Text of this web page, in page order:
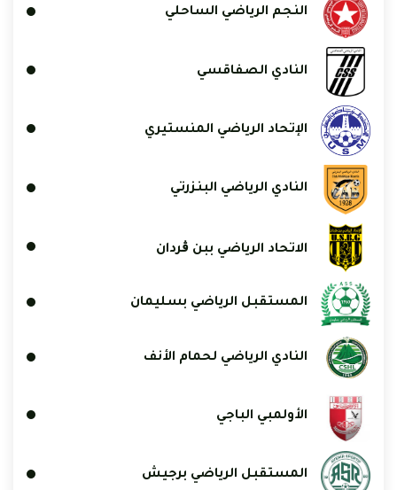
النجم الرياضي الساحلي
النادي الصفاقسي
الإتحاد الرياضي المنستيري
النادي الرياضي البنزرتي
الاتحاد الرياضي ببن ڨردان
المستقبل الرياضي بسليمان
النادي الرياضي لحمام الأنف
الأولمبي الباجي
المستقبل الرياضي برجيش